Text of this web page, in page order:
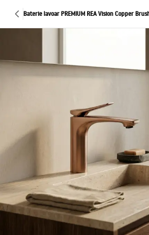
Baterie lavoar PREMIUM REA Vision Copper